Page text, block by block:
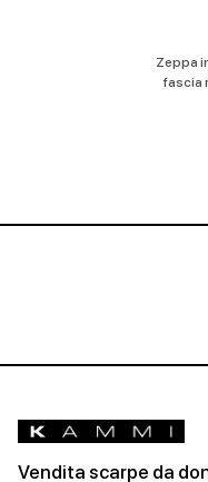
Zeppa
fascia
Vendita scarpe da